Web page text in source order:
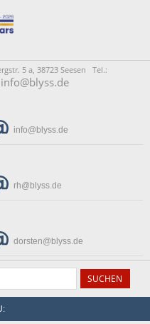
5 a, 38723 Seesen Tel.:
info@blyss.de
info@blyss.de
rh@blyss.de
dorsten@blyss.de